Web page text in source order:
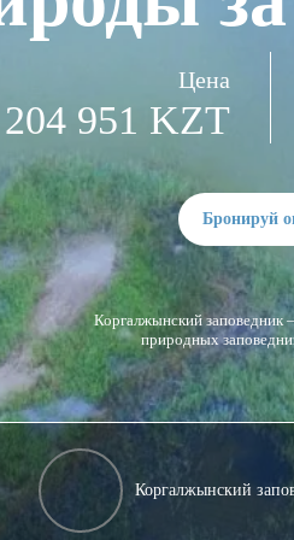
Цена
204 951 KZT
Бронируй
Коргалжынский
природных
Коргалжынский